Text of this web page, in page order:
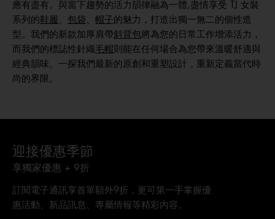
應有盡有。與當下趨勢的活力韻律融為一體,盡情享受 TJ 女裝
系列的鞋履 、 包袋 、 帽子的魅力，打造出獨一無二的個性造
型。我們的新款加厚肩帶斜背包將為您的日常工作增添活力，
而我們的標誌性針織毛帽 則能在任何場合為您帶來溫暖舒適與
經典韻味。一探我們最新的原創和重塑設計，重新定義當代時
尚的界限。
迎接優惠季節
享獨家優惠 + 9折
訂閱電子通訊享首單額外9折，更可第一手掌握優
惠活動、新品訊息、專屬情報等精彩內容。